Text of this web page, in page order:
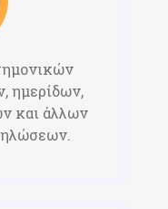
ημερίδων,
και άλλων